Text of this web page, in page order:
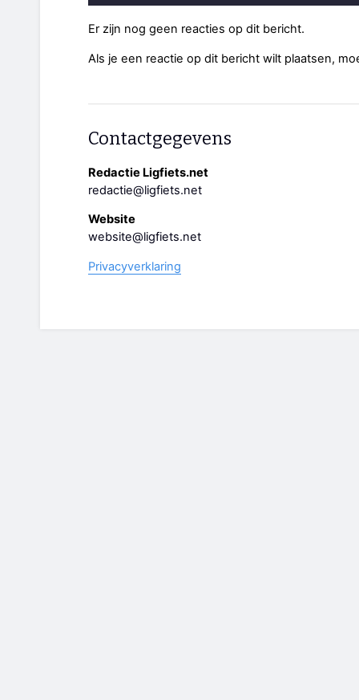
Er zijn nog geen reacties op dit bericht.
Als je een reactie op dit bericht wilt plaatsen,
Contactgegevens
Redactie Ligfiets.net
redactie@ligfiets.net
Website
website@ligfiets.net
Privacyverklaring